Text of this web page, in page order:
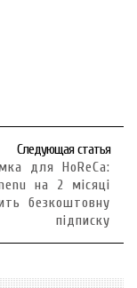
Следующая статья
для HoReCa:
на 2 місяці
безкоштовну
підписку